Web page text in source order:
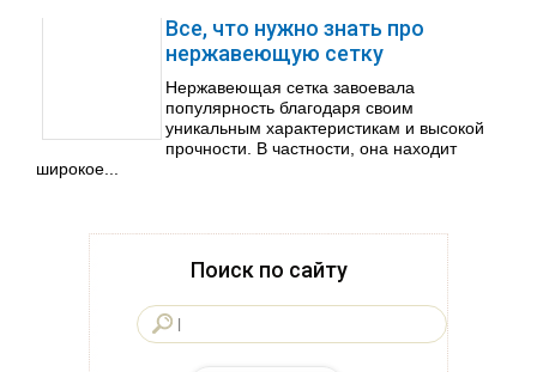
Все, что нужно знать про
нержавеющую сетку
Нержавеющая сетка завоевала
популярность благодаря своим
уникальным характеристикам и высокой
прочности. В частности, она находит
широкое...
Поиск по сайту